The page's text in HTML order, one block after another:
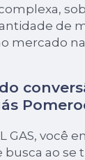
de
mercado
GAS, você
ao se